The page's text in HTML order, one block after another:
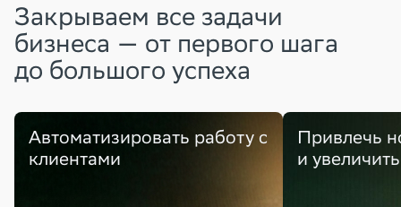
Закрываем все задачи
бизнеса — от первого шага
до большого успеха
Автоматизировать работу с
клиентами
Привлечь
и